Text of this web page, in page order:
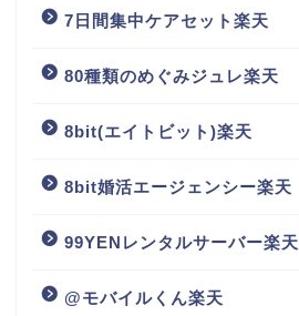
7日間集中ケアセット楽天
80種類のめぐみジュレ楽天
8bit(エイトビット)楽天
8bit婚活エージェンシー楽天
99YENレンタルサーバー楽天
@モバイルくん楽天